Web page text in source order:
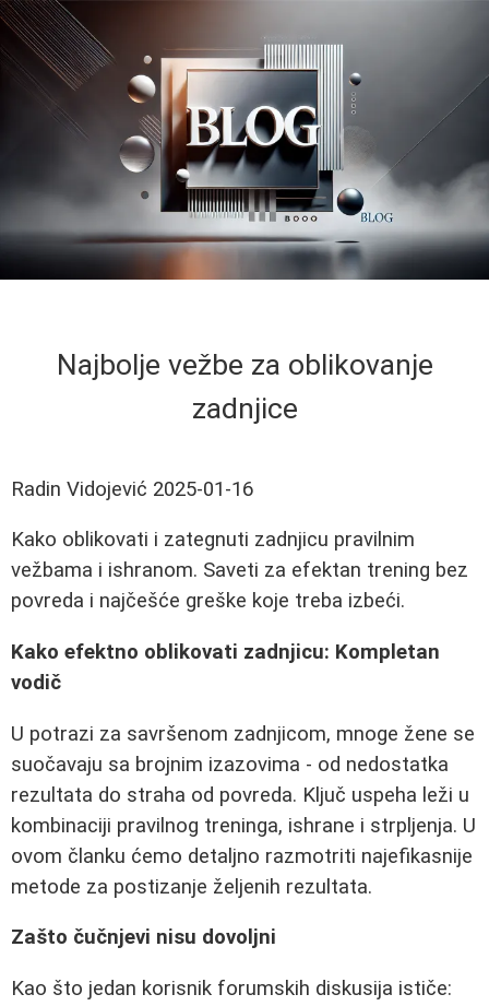
Najbolje vežbe za oblikovanje
zadnjice
Radin Vidojević 2025-01-16
Kako oblikovati i zategnuti zadnjicu pravilnim
vežbama i ishranom. Saveti za efektan trening bez
povreda i najčešće greške koje treba izbeći.
Kako efektno oblikovati zadnjicu: Kompletan
vodič
U potrazi za savršenom zadnjicom, mnoge žene se
suočavaju sa brojnim izazovima - od nedostatka
rezultata do straha od povreda. Ključ uspeha leži u
kombinaciji pravilnog treninga, ishrane i strpljenja. U
ovom članku ćemo detaljno razmotriti najefikasnije
metode za postizanje željenih rezultata.
Zašto čučnjevi nisu dovoljni
Kao što jedan korisnik forumskih diskusija ističe: